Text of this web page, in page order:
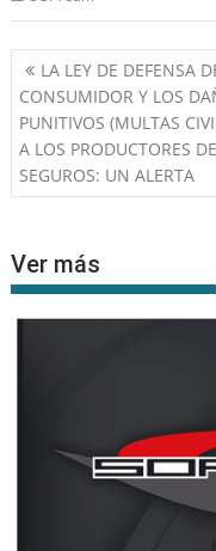
Navegación
de
entradas
LA LEY DE DEFENSA
CONSUMIDOR Y LOS
PUNITIVOS (MULTAS
A LOS PRODUCTORES DE
SEGUROS: UN ALERTA
Ver más